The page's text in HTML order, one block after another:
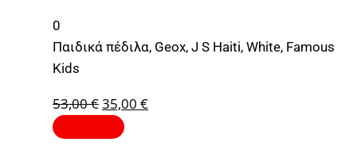
0
Παιδικά πέδιλα, Geox, J S Haiti, White, Famous
Kids
53,00€35,00 €